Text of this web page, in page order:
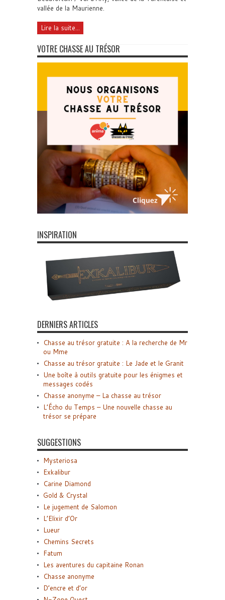
vallée de la Maurienne.
Lire la suite...
VOTRE CHASSE AU TRÉSOR
INSPIRATION
DERNIERS ARTICLES
Chasse au trésor gratuite : A la recherche de Mr
ou Mme
Chasse au trésor gratuite : Le Jade et le Granit
Une boîte à outils gratuite pour les énigmes et
messages codés
Chasse anonyme – La chasse au trésor
L’Écho du Temps – Une nouvelle chasse au
trésor se prépare
SUGGESTIONS
Mysteriosa
Exkalibur
Carine Diamond
Gold & Crystal
Le jugement de Salomon
L’Elixir d’Or
Lueur
Chemins Secrets
Fatum
Les aventures du capitaine Ronan
Chasse anonyme
D’encre et d’or